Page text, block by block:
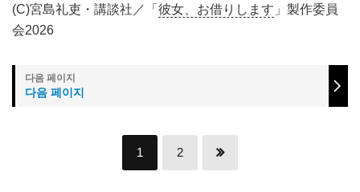
(C)宮島礼吏・講談社／「 彼女、お借りします 」製作委員
会2026
다음 페이지
1 2